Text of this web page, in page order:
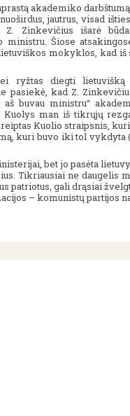
akademiko
jautrus, visad
Zinkevičius išarė
Šiose
mokyklos, kad
ryžtas diegti lietuvišką
pasiekė, kad Z.
buvau ministru“
Kuolys man iš tikrųjų
Kuolio straipsnis,
kuri buvo iki tol
bet jo pasėta
Tikriausiai ne daugelis
patriotus, gali drąsiai
– komunistų partijos